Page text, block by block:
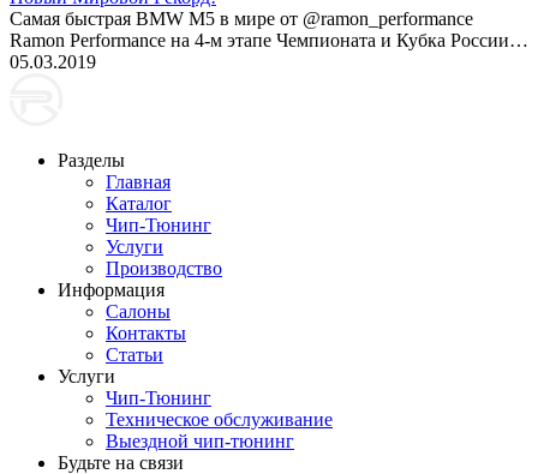
Cамая быстрая BMW M5 в мире от @ramon_performance
Ramon Performance на 4-м этапе Чемпионата и Кубка России…
05.03.2019
Разделы
Главная
Каталог
Чип-Тюнинг
Услуги
Производство
Информация
Салоны
Контакты
Статьи
Услуги
Чип-Тюнинг
Техническое обслуживание
Выездной чип-тюнинг
Будьте на связи